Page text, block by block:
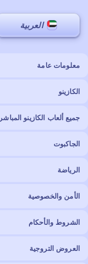
العربية
معلومات عامة
الكازينو
جميع ألعاب الكازينو المباشر
الجاكبوت
الرياضة
الأمن والخصوصية
الشروط والأحكام
العروض التروجية